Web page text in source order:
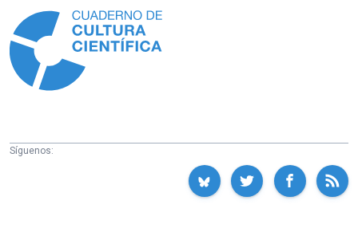
Síguenos: